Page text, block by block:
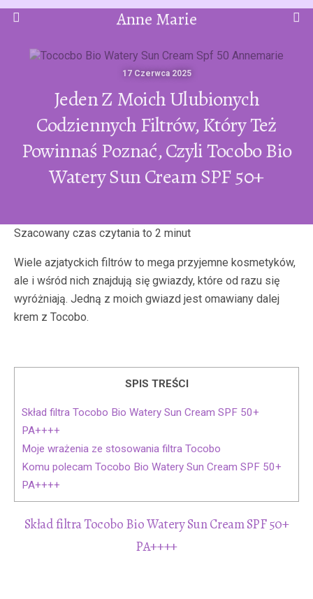
Anne Marie
17 Czerwca 2025
Jeden Z Moich Ulubionych
Codziennych Filtrów, Który Też
Powinnaś Poznać, Czyli Tocobo Bio
Watery Sun Cream SPF 50+
Wiele azjatyckich filtrów to mega przyjemne kosmetyków,
ale i wśród nich znajdują się gwiazdy, które od razu się
wyróżniają. Jedną z moich gwiazd jest omawiany dalej
krem z Tocobo.
SPIS TREŚCI
Skład filtra Tocobo Bio Watery Sun Cream SPF 50+
PA++++
Moje wrażenia ze stosowania filtra Tocobo
Komu polecam Tocobo Bio Watery Sun Cream SPF 50+
PA++++
Skład filtra Tocobo Bio Watery Sun Cream SPF 50+
PA++++